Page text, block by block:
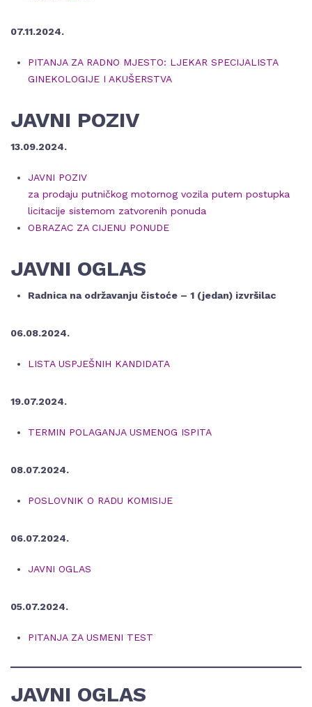
07.11.2024.
PITANJA ZA RADNO MJESTO: LJEKAR SPECIJALISTA
GINEKOLOGIJE I AKUŠERSTVA
JAVNI POZIV
13.09.2024.
JAVNI POZIV
za prodaju putničkog motornog vozila putem postupka
licitacije sistemom zatvorenih ponuda
OBRAZAC ZA CIJENU PONUDE
JAVNI OGLAS
Radnica na održavanju čistoće – 1 (jedan) izvršilac
06.08.2024.
LISTA USPJEŠNIH KANDIDATA
19.07.2024.
TERMIN POLAGANJA USMENOG ISPITA
08.07.2024.
POSLOVNIK O RADU KOMISIJE
06.07.2024.
JAVNI OGLAS
05.07.2024.
PITANJA ZA USMENI TEST
JAVNI OGLAS